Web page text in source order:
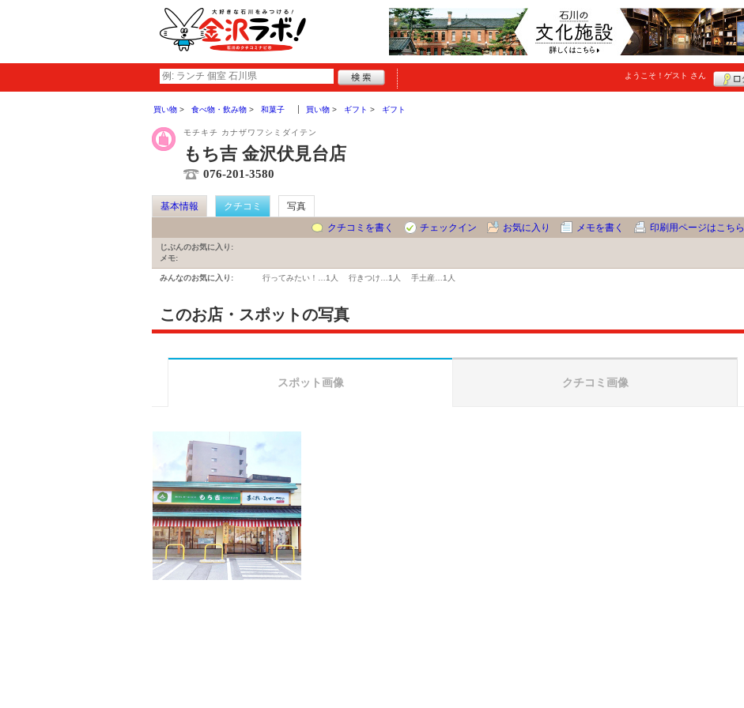
ようこそ！ ゲスト さん
買い物 食べ物・飲み物 和菓子 買い物 ギフト ギフト
モチキチ カナザワフシミダイテン
もち吉 金沢伏見台店
076-201-3580
基本情報 クチコミ
写真
クチコミを書く
チェックイン お気に入り メモを書く 印刷用ページはこちら
じぶんのお気に入り:
メモ:
みんなのお気に入り: 行ってみたい！… 1人 行きつけ… 1人 手土産… 1人
このお店・スポットの写真
スポット画像 クチコミ画像